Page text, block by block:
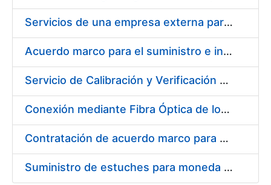
Servicios de una empresa externa para el asesoramiento y resolución de los recursos de alzada que se presentan relacionados con procesos de selección para la FNMT-RCM
Acuerdo marco para el suministro e instalación de persianas, estores y otros complementos
Servicio de Calibración y Verificación Externa de los Equipos de Medición del Servicio de Prevención de la FNMT-RCM
Conexión mediante Fibra Óptica de los Centros de Proceso de Datos (CPDs) de las sedes de la FNMT-RCM de Burgos y Madrid
Contratación de acuerdo marco para el Suministro de Material de Electricidad para la Fábrica Nacional de Moneda y Timbre-Real Casa de la Moneda en su centro de trabajo de Burgos
Suministro de estuches para moneda de 30 €